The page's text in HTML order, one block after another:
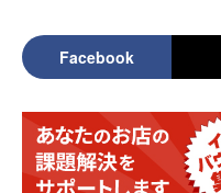
Facebook